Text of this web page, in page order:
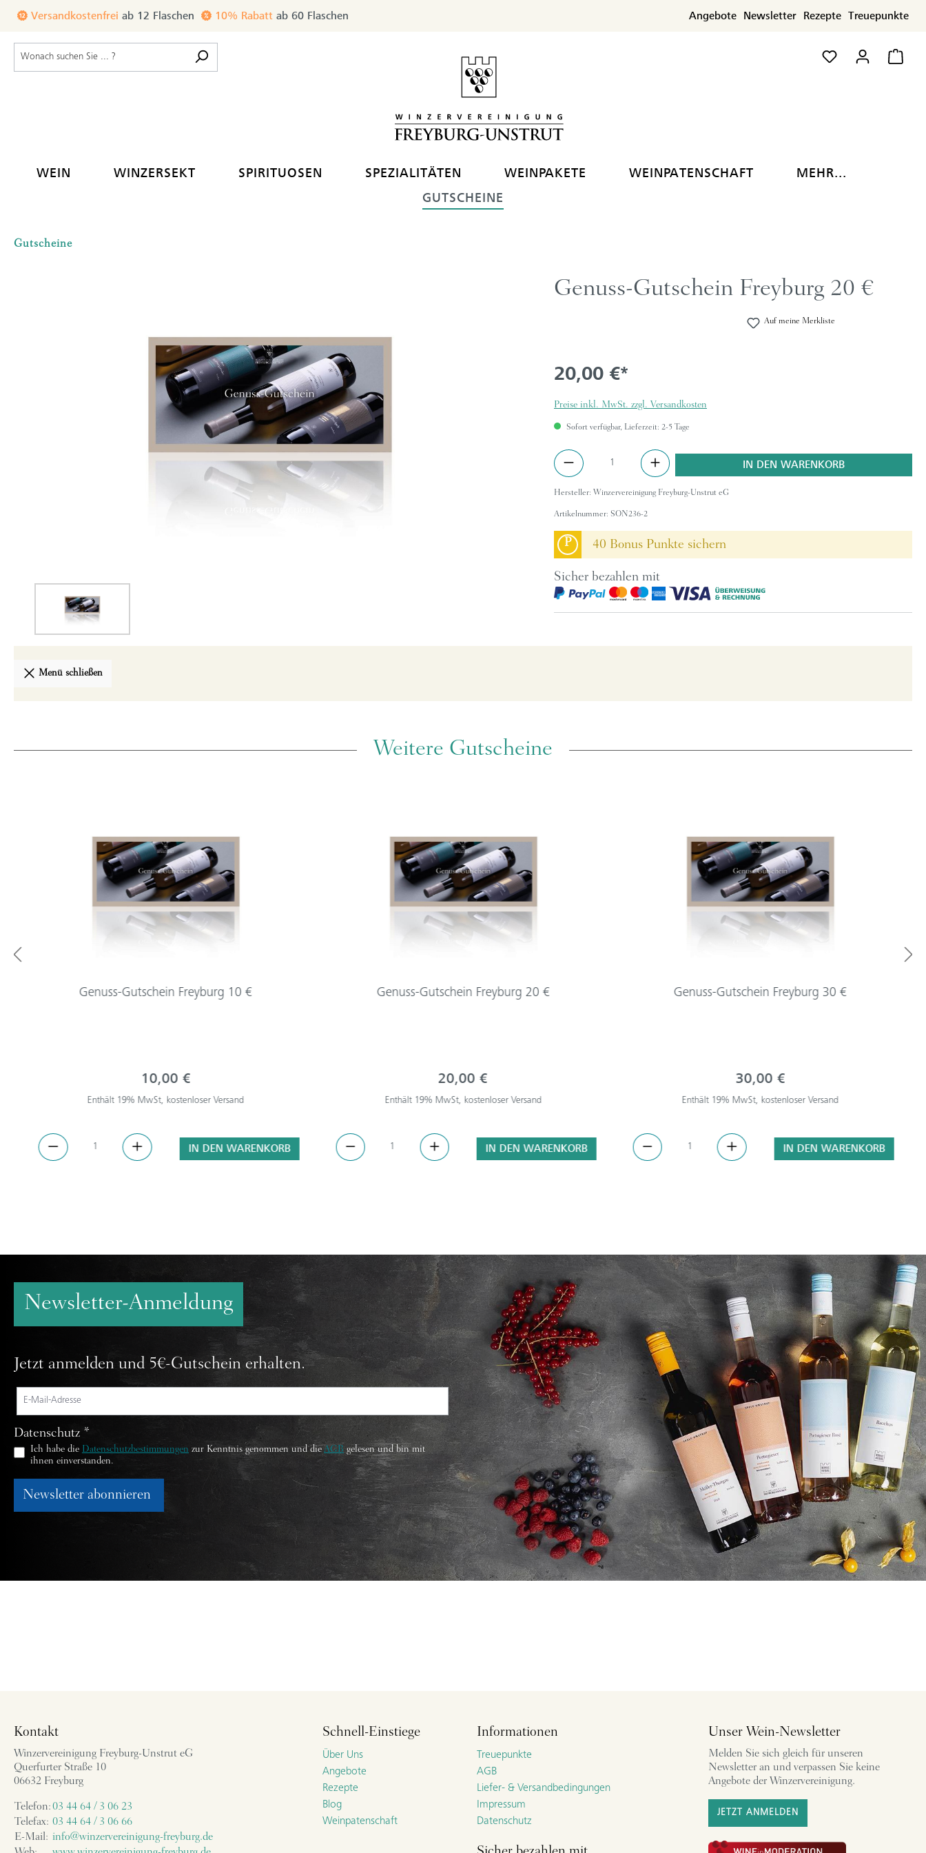
springen
Versandkostenfrei ab 12 Flaschen 10% Rabatt ab 60 Flaschen Angebote Newsletter Rezepte Treuepunkte
WEIN WINZERSEKT SPIRITUOSEN SPEZIALITÄTEN WEINPAKETE WEINPATENSCHAFT
MEHR...
GUTSCHEINE
Gutscheine
Genuss-Gutschein Freyburg 20 €
Auf meine Merkliste
20,00 €*
Preise inkl. MwSt. zzgl. Versandkosten
Sofort verfügbar, Lieferzeit: 2-5 Tage
Anzahl
IN DEN WARENKORB
Hersteller: Winzervereinigung Freyburg-Unstrut eG
Artikelnummer: SON236-2
P 40 Bonus Punkte sichern
Sicher bezahlen mit
Menü schließen
Weitere Gutscheine
Genuss-Gutschein Freyburg 10 €
10,00 €
Enthält 19% MwSt, kostenloser Versand
IN DEN WARENKORB
Genuss-Gutschein Freyburg 20 €
20,00 €
Enthält 19% MwSt, kostenloser Versand
IN DEN WARENKORB
Genuss-Gutschein Freyburg 30 €
30,00 €
Enthält 19% MwSt, kostenloser Versand
IN DEN WARENKORB
Newsletter-Anmeldung
Jetzt anmelden und 5€-Gutschein erhalten.
Datenschutz *
Ich habe die Datenschutzbestimmungen zur Kenntnis genommen und die AGBgelesen und bin mit
ihnen einverstanden.
Newsletter abonnieren
Kontakt
Winzervereinigung Freyburg-Unstrut eG
Querfurter Straße 10
06632 Freyburg
Telefon:03 44 64 / 3 06 23
Telefax: 03 44 64 / 3 06 66
E-Mail: info@winzervereinigung-freyburg.de
Schnell-Einstiege
Über Uns
Angebote
Rezepte
Blog
Weinpatenschaft
Informationen
Treuepunkte
AGB
Liefer- & Versandbedingungen
Impressum
Datenschutz
Unser Wein-Newsletter
Melden Sie sich gleich für unseren
Newsletter an und verpassen Sie keine
Angebote der Winzervereinigung.
JETZT ANMELDEN